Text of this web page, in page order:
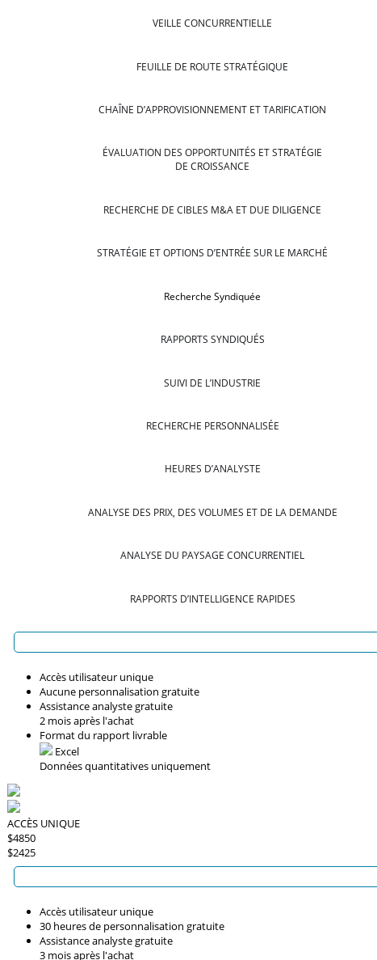
VEILLE CONCURRENTIELLE
FEUILLE DE ROUTE STRATÉGIQUE
CHAÎNE D’APPROVISIONNEMENT ET TARIFICATION
ÉVALUATION DES OPPORTUNITÉS ET STRATÉGIE
DE CROISSANCE
RECHERCHE DE CIBLES M&A ET DUE DILIGENCE
STRATÉGIE ET OPTIONS D’ENTRÉE SUR LE MARCHÉ
Recherche Syndiquée
RAPPORTS SYNDIQUÉS
SUIVI DE L’INDUSTRIE
RECHERCHE PERSONNALISÉE
HEURES D’ANALYSTE
ANALYSE DES PRIX, DES VOLUMES ET DE LA DEMANDE
ANALYSE DU PAYSAGE CONCURRENTIEL
RAPPORTS D’INTELLIGENCE RAPIDES
Accès utilisateur unique
Aucune personnalisation gratuite
Assistance analyste gratuite
2 mois après l'achat
Format du rapport livrable
Excel
Données quantitatives uniquement
ACCÈS UNIQUE
$4850
$2425
Accès utilisateur unique
30 heures de personnalisation gratuite
Assistance analyste gratuite
3 mois après l'achat